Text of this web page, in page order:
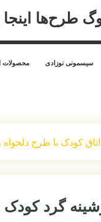
طرح‌ها اینجا
سیسمونی نوزادی محصولات
کودک با طرح
گرد